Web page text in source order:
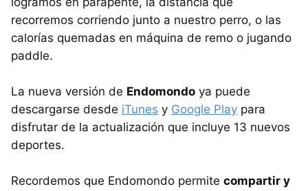
recorremos corriendo junto a nuestro perro, o las
calorías quemadas en máquina de remo o jugando
paddle.
La nueva versión de Endomondo ya puede
descargarse desde iTunes y Google Play para
disfrutar de la actualización que incluye 13 nuevos
deportes.
Recordemos que Endomondo permite compartir y